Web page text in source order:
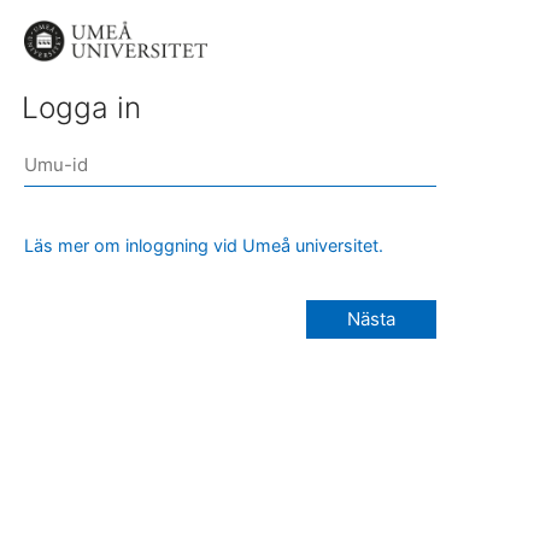
Logga in
Läs mer om inloggning vid Umeå universitet.
Nästa